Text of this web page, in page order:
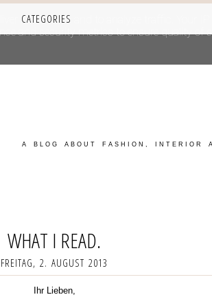
CATEGORIES
A BLOG ABOUT FASHION, INTERIOR
WHAT I READ.
FREITAG, 2. AUGUST 2013
Ihr Lieben,
its services and to analyze traffic. Your IP
and security metrics to ensure quality of